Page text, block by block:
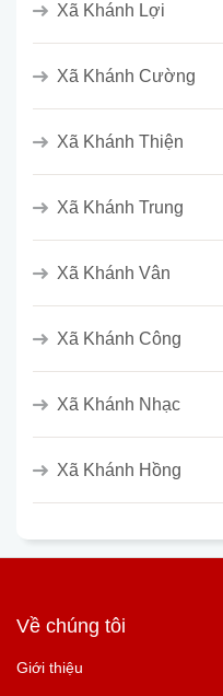
Xã Khánh Lợi
Xã Khánh Cường
Xã Khánh Thiện
Xã Khánh Trung
Xã Khánh Vân
Xã Khánh Công
Xã Khánh Nhạc
Xã Khánh Hồng
Về chúng tôi
Giới thiệu